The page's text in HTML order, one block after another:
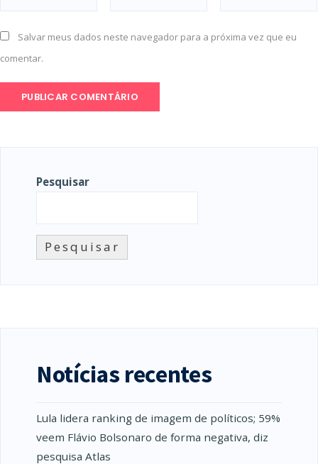
Salvar meus dados neste navegador para a próxima vez que eu
comentar.
Pesquisar
Pesquisar
Notícias recentes
Lula lidera ranking de imagem de políticos; 59%
veem Flávio Bolsonaro de forma negativa, diz
pesquisa Atlas